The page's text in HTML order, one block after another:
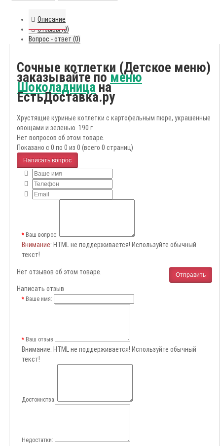
Описание
Отзывы (0)
Вопрос - ответ (0)
Сочные котлетки (Детское меню)
заказывайте поменю
Шоколадницана
ЕстьДоставка.ру
Хрустящие куриные котлетки с картофельным пюре, украшенные
овощами и зеленью. 190 г
Нет вопросов об этом товаре.
Показано с 0 по 0 из 0 (всего 0 страниц)
Написать вопрос
Ваш вопрос:
Внимание: HTML не поддерживается! Используйте обычный
текст!
Отправить
Нет отзывов об этом товаре.
Написать отзыв
Ваше имя:
Ваш отзыв
Внимание: HTML не поддерживается! Используйте обычный
текст!
Достоинства:
Недостатки: